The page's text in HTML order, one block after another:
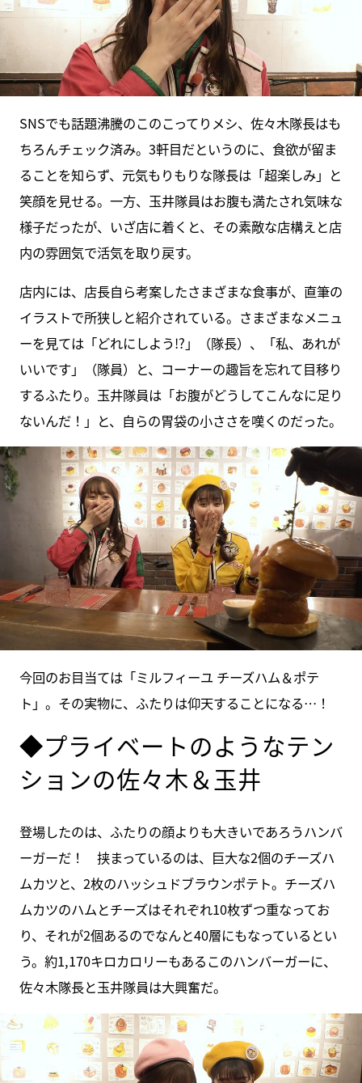
SNSでも話題沸騰のこのこってりメシ、佐々木隊長はも
ちろんチェック済み。3軒目だというのに、食欲が留ま
ることを知らず、元気もりもりな隊長は「超楽しみ」と
笑顔を見せる。一方、玉井隊員はお腹も満たされ気味な
様子だったが、いざ店に着くと、その素敵な店構えと店
内の雰囲気で活気を取り戻す。
店内には、店長自ら考案したさまざまな食事が、直筆の
イラストで所狭しと紹介されている。さまざまなメニュ
ーを見ては「どれにしよう!?」（隊長）、「私、あれが
いいです」（隊員）と、コーナーの趣旨を忘れて目移り
するふたり。玉井隊員は「お腹がどうしてこんなに足り
ないんだ！」と、自らの胃袋の小ささを嘆くのだった。
今回のお目当ては「ミルフィーユ チーズハム＆ポテ
ト」。その実物に、ふたりは仰天することになる…！
◆プライベートのようなテン
ションの佐々木＆玉井
登場したのは、ふたりの顔よりも大きいであろうハンバ
ーガーだ！ 挟まっているのは、巨大な2個のチーズハ
ムカツと、2枚のハッシュドブラウンポテト。チーズハ
ムカツのハムとチーズはそれぞれ10枚ずつ重なってお
り、それが2個あるのでなんと40層にもなっているとい
う。約1,170キロカロリーもあるこのハンバーガーに、
佐々木隊長と玉井隊員は大興奮だ。